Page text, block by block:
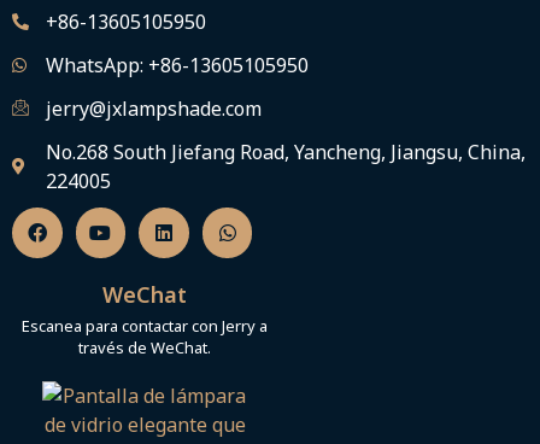
+86-13605105950
WhatsApp: +86-13605105950
jerry@jxlampshade.com
No.268 South Jiefang Road, Yancheng, Jiangsu, China,
224005
F
a
c
e
o
k
Y
o
u
T
u
b
e
L
i
n
k
d
i
n
W
h
a
t
p
p
WeChat
Escanea para contactar con Jerry a
través de WeChat.